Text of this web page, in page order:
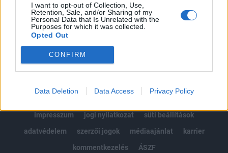
I want to opt-out of Collection, Use,
Retention, Sale, and/or Sharing of my
Personal Data that Is Unrelated with the
Purposes for which it was collected.
Opted Out
CONFIRM
Data Deletion Data Access Privacy Policy
MÁR ELŐFIZETŐNK VAGY?BEJELENTKEZÉS
impresszum
jogi nyilatkozat
süti beállítások
adatvédelem
szerzői jogok médiaajánlat
karrier
kommentkezelés
ÁSZF